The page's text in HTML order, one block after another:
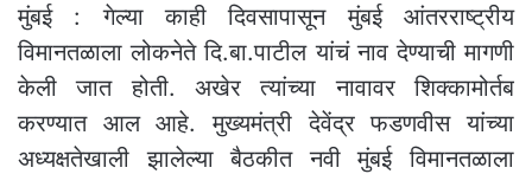
मुंबई : गेल्या काही दिवसापासून मुंबई आंतरराष्ट्रीय
विमानतळाला लोकनेते दि.बा.पाटील यांचं नाव देण्याची मागणी
केली जात होती. अखेर त्यांच्या नावावर शिक्कामोर्तब
करण्यात आल आहे. मुख्यमंत्री देवेंद्र फडणवीस यांच्या
अध्यक्षतेखाली झालेल्या बैठकीत नवी मुंबई विमानतळाला